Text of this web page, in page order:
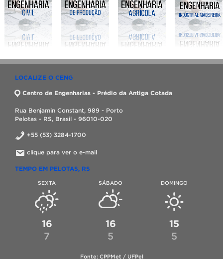
LOCALIZE O CENG
Centro de Engenharias - Prédio da Antiga Cotada
Rua Benjamin Constant, 989 - Porto
Pelotas - RS, Brasil - 96010-020
+55 (53) 3284-1700
clique para ver o e-mail
TEMPO EM PELOTAS, RS
SEXTA
16
7
SÁBADO
16
5
DOMINGO
15
5
Fonte: CPPMet / UFPel